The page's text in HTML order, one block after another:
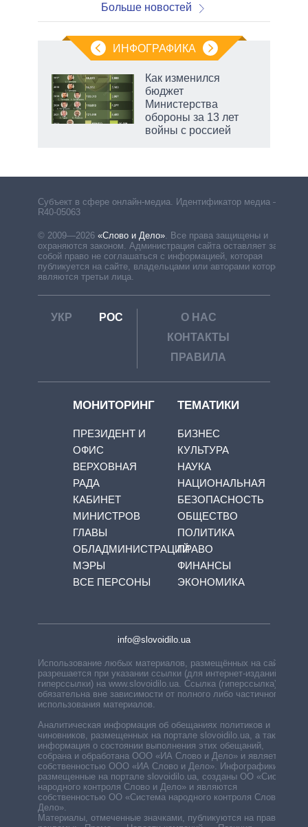
Больше новостей
ИНФОГРАФИКА
Как изменился
бюджет
Министерства
обороны за 13 лет
войны с россией
Субъект в сфере онлайн-медиа. Идентификатор медиа –
R40-05063
© 2009—2026 «Слово и Дело»
Все права защищены и
охраняются законом. Администрация сайта оставляет за
собой право не соглашаться с информацией, которая
публикуется на сайте, владельцами или авторами которой
являются третьи лица.
УКР РОС
О НАС
КОНТАКТЫ
ПРАВИЛА
МОНИТОРИНГ
ПРЕЗИДЕНТ И
ОФИС
ВЕРХОВНАЯ
РАДА
КАБИНЕТ
МИНИСТРОВ
ГЛАВЫ
ОБЛАДМИНИСТРАЦИЙ
МЭРЫ
ВСЕ ПЕРСОНЫ
ТЕМАТИКИ
БИЗНЕС
КУЛЬТУРА
НАУКА
НАЦИОНАЛЬНАЯ
БЕЗОПАСНОСТЬ
ОБЩЕСТВО
ПОЛИТИКА
ПРАВО
ФИНАНСЫ
ЭКОНОМИКА
info@slovoidilo.ua
Использование любых материалов, размещённых на сайте,
разрешается при указании ссылки (для интернет-изданий —
гиперссылки) на www.slovoidilo.ua. Ссылка (гиперссылка)
обязательна вне зависимости от полного либо частичного
использования материалов.
Аналитическая информация об обещаниях политиков и
чиновников, размещенных на портале slovoidilo.ua, а также
информация о состоянии выполнения этих обещаний,
собрана и обработана ООО «ИА Слово и Дело» и является
собственностью ООО «ИА Слово и Дело». Инфографики,
размещенные на портале slovoidilo.ua, созданы ОО «Система
народного контроля Слово и Дело» и являются
собственностью ОО «Система народного контроля Слово и
Дело».
Материалы, отмеченные значками, публикуются на правах